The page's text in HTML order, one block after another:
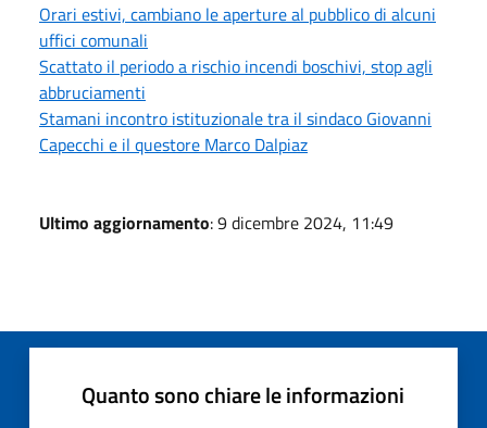
Orari estivi, cambiano le aperture al pubblico di alcuni
uffici comunali
Scattato il periodo a rischio incendi boschivi, stop agli
abbruciamenti
Stamani incontro istituzionale tra il sindaco Giovanni
Capecchi e il questore Marco Dalpiaz
Ultimo aggiornamento: 9 dicembre 2024, 11:49
Quanto sono chiare le informazioni